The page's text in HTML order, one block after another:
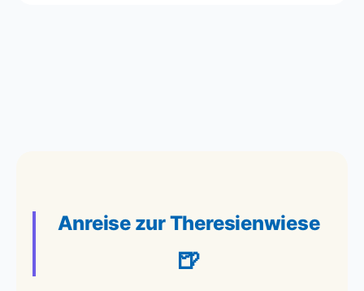
Anreise zur Theresienwiese